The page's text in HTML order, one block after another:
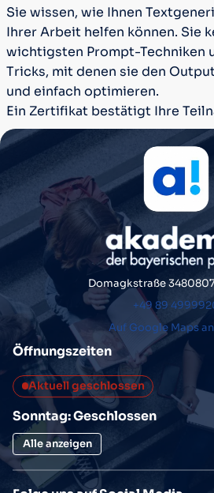
Sie wissen, wie Ihnen
Ihrer Arbeit helfen können. Sie
wichtigsten Prompt-Techniken
Tricks, mit denen sie den
und einfach optimieren.
Ein Zertifikat bestätigt Ihre
Öffnungszeiten
Aktuell geschlossen
Sonntag: Geschlossen
Alle anzeigen
Domagkstraße 34
+49 89
Auf Google Maps